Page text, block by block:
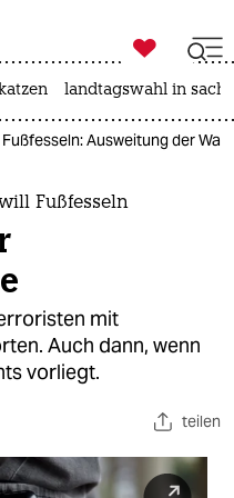

taz zahl ich
landtagswahl in
Ausweitung der
Fußfesseln
mit
Auch dann, wenn
vorliegt.
teilen